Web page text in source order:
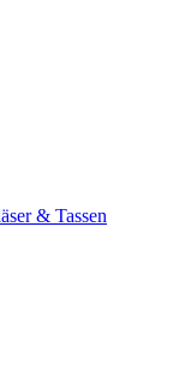
& Tassen